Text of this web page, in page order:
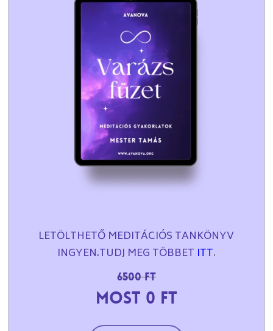
LETÖLTHETŐ MEDITÁCIÓS TANKÖNYV
INGYEN.TUDJ MEG TÖBBET ITT.
6500 Ft
Most 0 Ft